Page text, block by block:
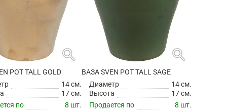
search
POT TALL GOLD
14 см.
17 см.
по
8 шт.
search
ВАЗА SVEN POT TALL SAGE
Диаметр
14 см.
Высота
17 см.
Продается по
8 шт.